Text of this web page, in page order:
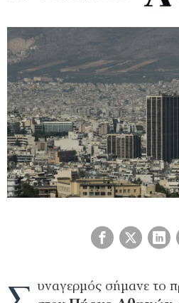
υναγερμός σήμανε το